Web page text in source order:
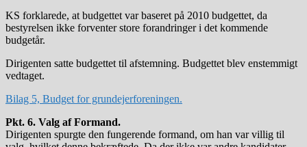
KS forklarede, at budgettet var baseret på 2010 budgettet, da
bestyrelsen ikke forventer store forandringer i det kommende
budgetår.
Dirigenten satte budgettet til afstemning. Budgettet blev enstemmigt
vedtaget.
Bilag 5, Budget for grundejerforeningen.
Pkt. 6. Valg af Formand.
Dirigenten spurgte den fungerende formand, om han var villig til